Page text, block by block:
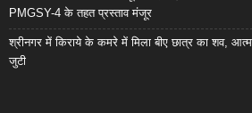
PMGSY-4 के तहत प्रस्ताव मंजूर
श्रीनगर में किराये के कमरे में मिला बीए छात्र का शव,
जुटी